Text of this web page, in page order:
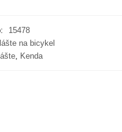
15478
na bicykel
, Kenda